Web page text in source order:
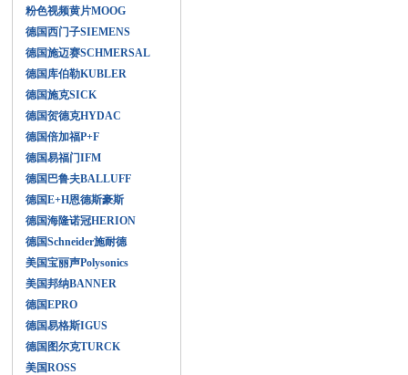
粉色视频黄片MOOG
德国西门子SIEMENS
德国施迈赛SCHMERSAL
德国库伯勒KUBLER
德国施克SICK
德国贺德克HYDAC
德国倍加福P+F
德国易福门IFM
德国巴鲁夫BALLUFF
德国E+H恩德斯豪斯
德国海隆诺冠HERION
德国Schneider施耐德
美国宝丽声Polysonics
美国邦纳BANNER
德国EPRO
德国易格斯IGUS
德国图尔克TURCK
美国ROSS